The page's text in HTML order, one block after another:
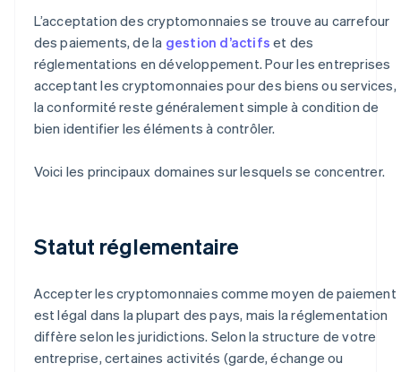
L’acceptation des cryptomonnaies se trouve au carrefour
des paiements, de la gestion d’actifs et des
réglementations en développement. Pour les entreprises
acceptant les cryptomonnaies pour des biens ou services,
la conformité reste généralement simple à condition de
bien identifier les éléments à contrôler.
Voici les principaux domaines sur lesquels se concentrer.
Statut réglementaire
Accepter les cryptomonnaies comme moyen de paiement
est légal dans la plupart des pays, mais la réglementation
diffère selon les juridictions. Selon la structure de votre
entreprise, certaines activités (garde, échange ou